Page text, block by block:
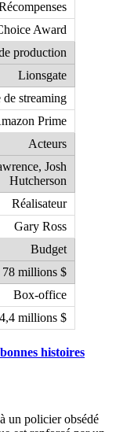
Award
production
Lionsgate
de streaming
Prime
Acteurs
Josh
Hutcherson
Réalisateur
Gary Ross
Budget
78 millions $
Box-office
millions $
histoires
un policier obsédé